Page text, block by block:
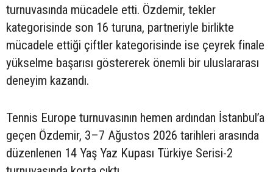
turnuvasında mücadele etti. Özdemir, tekler
kategorisinde son 16 turuna, partneriyle birlikte
mücadele ettiği çiftler kategorisinde ise çeyrek finale
yükselme başarısı göstererek önemli bir uluslararası
deneyim kazandı.
Tennis Europe turnuvasının hemen ardından İstanbul’a
geçen Özdemir, 3–7 Ağustos 2026 tarihleri arasında
düzenlenen 14 Yaş Yaz Kupası Türkiye Serisi-2